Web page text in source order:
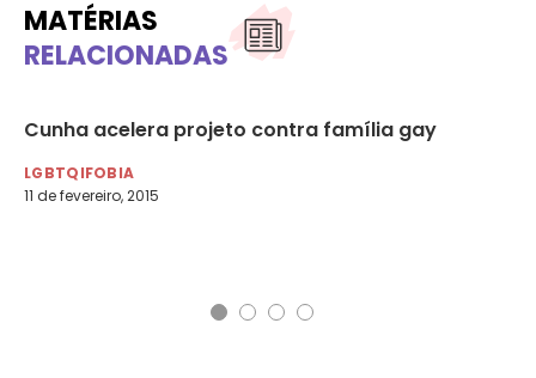
MATÉRIAS
RELACIONADAS
Cunha acelera projeto contra família gay
LGBTQIFOBIA
11 de fevereiro, 2015